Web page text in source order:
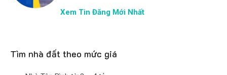
Xem Tin Đăng Mới Nhất
Tìm nhà đất theo mức giá